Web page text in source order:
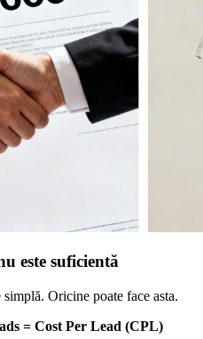
este suficientă
Oricine poate face asta.
= Cost Per Lead (CPL)